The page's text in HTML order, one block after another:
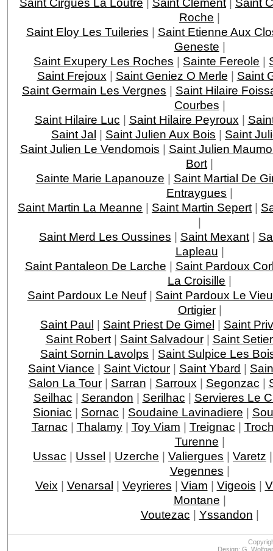
Roche |
Saint Eloy Les Tuileries | Saint Etienne Aux
Geneste |
Saint Exupery Les Roches | Sainte Fereole |
Saint Frejoux | Saint Geniez O Merle | Saint
Saint Germain Les Vergnes | Saint Hilaire
Courbes |
Saint Hilaire Luc | Saint Hilaire Peyroux |
Saint Jal | Saint Julien Aux Bois | Saint
Saint Julien Le Vendomois | Saint Julien
Bort |
Sainte Marie Lapanouze | Saint Martial De
Entraygues |
Saint Martin La Meanne | Saint Martin Sepert |
|
Saint Merd Les Oussines | Saint Mexant |
Lapleau |
Saint Pantaleon De Larche | Saint Pardoux
La Croisille |
Saint Pardoux Le Neuf| Saint Pardoux Le
Ortigier|
Saint Paul | Saint Priest De Gimel | Saint
Saint Robert| Saint Salvadour| Saint
Saint Sornin Lavolps | Saint Sulpice Les
Saint Viance | Saint Victour | Saint Ybard |
Salon La Tour| Sarran | Sarroux | Segonzac |
Seilhac | Serandon | Serilhac | Servieres Le
Sioniac | Sornac | Soudaine Lavinadiere |
Tarnac | Thalamy| Toy Viam | Treignac |
Turenne |
Ussac | Ussel | Uzerche | Valiergues | Varetz
Vegennes |
Veix | Venarsal | Veyrieres | Viam | Vigeois |
Montane |
Voutezac | Yssandon |
Design: G.